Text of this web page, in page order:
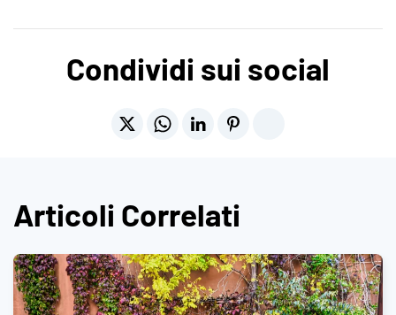
Condividi sui social
Articoli Correlati